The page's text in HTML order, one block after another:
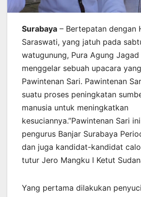
Surabaya – Bertepatan dengan
Saraswati, yang jatuh pada
watugunung, Pura Agung Jagad
menggelar sebuah upacara
Pawintenan Sari. Pawintenan
suatu proses peningkatan
manusia untuk meningkatkan
kesuciannya.”Pawintenan Sari
pengurus Banjar Surabaya
dan juga kandidat-kandidat
tutur Jero Mangku I Ketut
Yang pertama dilakukan